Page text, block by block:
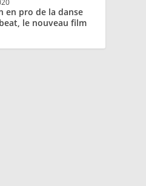
en pro de la danse
le nouveau film